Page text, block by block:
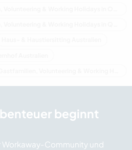
beginnt
Workaway-Community und